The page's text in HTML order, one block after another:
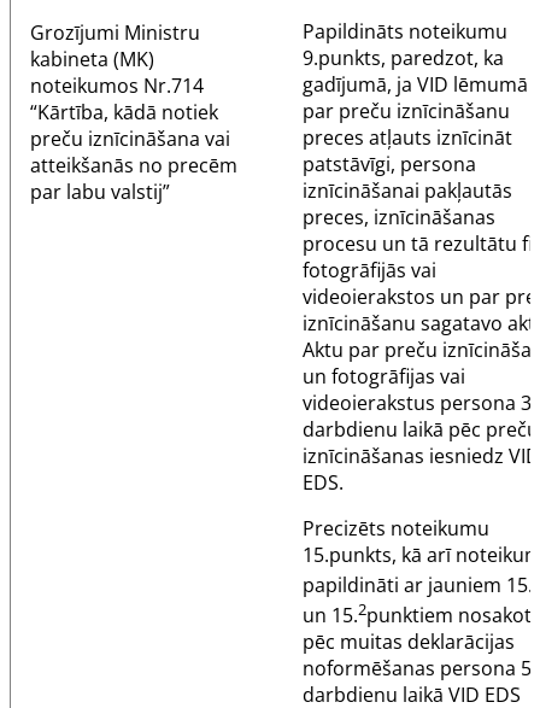
Grozījumi Ministru
kabineta (MK)
noteikumos Nr.714
“Kārtība, kādā notiek
preču iznīcināšana vai
atteikšanās no precēm
par labu valstij”
Papildināts noteikumu
9.punkts, paredzot, ka
gadījumā, ja VID lēmumā
par preču iznīcināšanu
preces atļauts iznīcināt
patstāvīgi, persona
iznīcināšanai pakļautās
preces, iznīcināšanas
procesu un tā rezultātu
fotogrāfijās vai
videoierakstos un par
iznīcināšanu sagatavo
Aktu par preču
un fotogrāfijas vai
videoierakstus persona 3
darbdienu laikā pēc preču
iznīcināšanas iesniedz VID
EDS.
Precizēts noteikumu
15.punkts, kā arī
papildināti ar jauniem 15.
un 15.2punktiem nosakot,
pēc muitas deklarācijas
noformēšanas persona 5
darbdienu laikā VID EDS